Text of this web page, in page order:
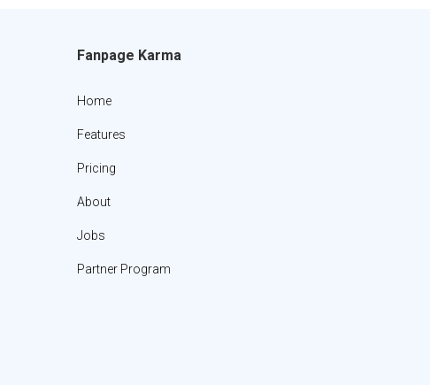
Fanpage Karma
Home
Features
Pricing
About
Jobs
Partner Program